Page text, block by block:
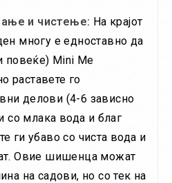
и чистење: На крајот
многу е едноставно да
повеќе) Mini Ме
раставете го
делови (4-6 зависно
со млака вода и благ
ги убаво со чиста вода и
Овие шишенца можат
на садови, но со тек на